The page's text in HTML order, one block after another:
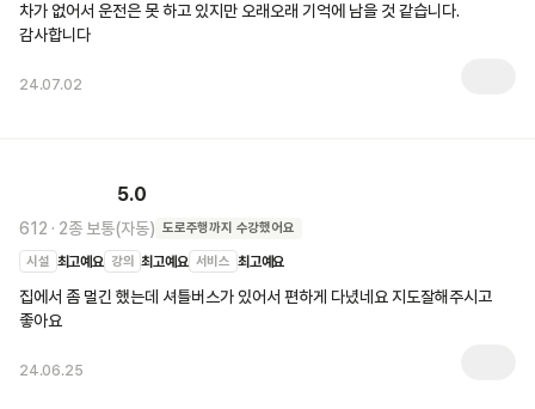
차가 없어서 운전은 못 하고 있지만 오래오래 기억에 남을 것 같습니다.
감사합니다
24.07.02
5.0
612 · 2종 보통(자동) 도로주행까지 수강했어요
시설 최고예요 강의 최고예요 서비스 최고예요
집에서 좀 멀긴 했는데 셔틀버스가 있어서 편하게 다녔네요 지도잘해주시고
좋아요
24.06.25